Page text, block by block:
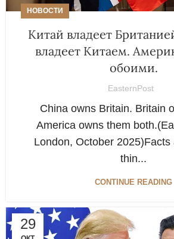
НОВОСТИ
Китай владеет
владеет Китаем.
обоими.
EasternPost
China owns Britain. Britain
America owns them
London, October 2025)Facts
thin...
CONTINUE READING
29